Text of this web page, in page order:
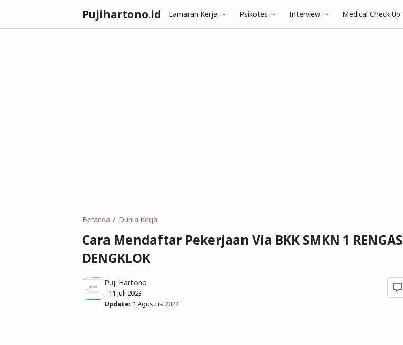
Pujihartono.id Lamaran Kerja Psikotes Interview Medical Check Up
Beranda Dunia Kerja
Cara Mendaftar Pekerjaan Via BKK SMKN 1 RENGAS
DENGKLOK
Puji Hartono
- 11 Juli 2023
Update: 1 Agustus 2024